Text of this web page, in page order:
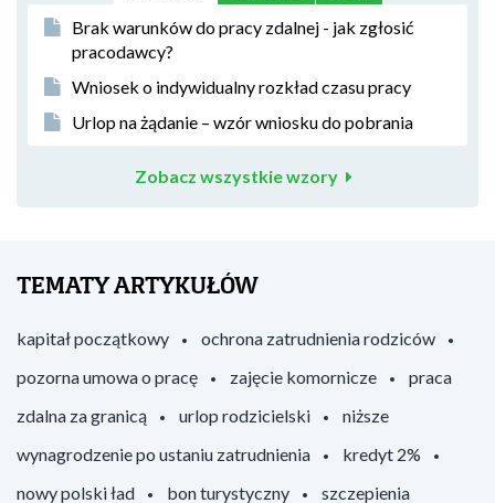
Brak warunków do pracy zdalnej - jak zgłosić
pracodawcy?
Wniosek o indywidualny rozkład czasu pracy
Urlop na żądanie – wzór wniosku do pobrania
Zobacz wszystkie wzory
TEMATY ARTYKUŁÓW
kapitał początkowy
ochrona zatrudnienia rodziców
pozorna umowa o pracę
zajęcie komornicze
praca
zdalna za granicą
urlop rodzicielski
niższe
wynagrodzenie po ustaniu zatrudnienia
kredyt 2%
nowy polski ład
bon turystyczny
szczepienia